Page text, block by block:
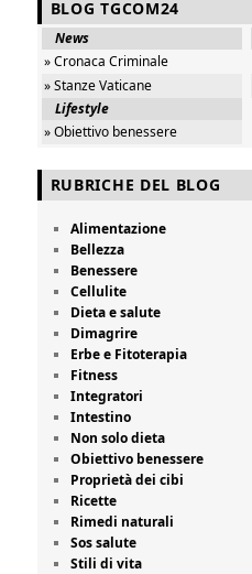
BLOG TGCOM24
News
» Cronaca Criminale
» Stanze Vaticane
Lifestyle
» Obiettivo benessere
RUBRICHE DEL BLOG
Alimentazione
Bellezza
Benessere
Cellulite
Dieta e salute
Dimagrire
Erbe e Fitoterapia
Fitness
Integratori
Intestino
Non solo dieta
Obiettivo benessere
Proprietà dei cibi
Ricette
Rimedi naturali
Sos salute
Stili di vita